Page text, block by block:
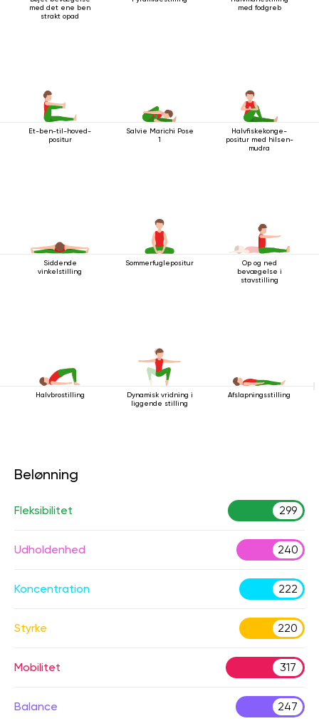
med det ene ben
strakt opad
med fodgreb
Et-ben-til-hoved-
positur
Salvie Marichi Pose
1
Halvfiskekonge-
positur med hilsen-
mudra
Siddende
vinkelstilling
Sommerfuglepositur
Op og ned
bevægelse i
stavstilling
Halvbrostilling
Dynamisk vridning i
liggende stilling
Afslapningsstilling
Belønning
Fleksibilitet 299
Udholdenhed 240
Koncentration 222
Styrke 220
Mobilitet 317
Balance 247